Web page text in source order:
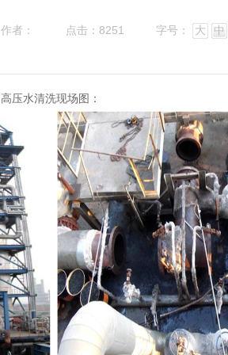
作者： 点击：8251 字号： 大 中
高压水清洗现场图：